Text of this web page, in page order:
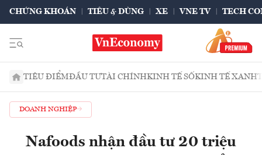
CHỨNG KHOÁN TIÊU & DÙNG XE VNE TV TECH
TIÊU ĐIỂMĐẦU TƯTÀI CHÍNHKINH TẾ SỐKINH TẾ XANH
DOANH NGHIỆP
Nafoods nhận đầu tư 20 triệu